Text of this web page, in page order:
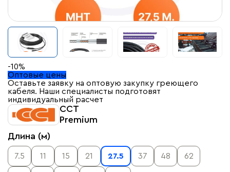
-10%
Оптовые цены
Оставьте заявку на оптовую закупку греющего
кабеля. Наши специалисты подготовят
индивидуальный расчет
ССТ
Premium
Длина (м)
7.5 11 15 21 27.5 37 48 62